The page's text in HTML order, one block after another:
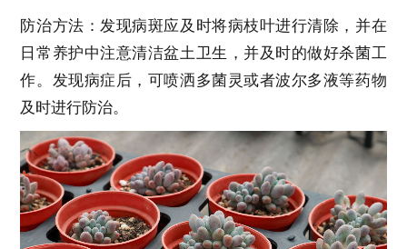
防治方法：发现病斑应及时将病枝叶进行清除，并在
日常养护中注意清洁盆土卫生，并及时的做好杀菌工
作。发现病症后，可喷洒多菌灵或者波尔多液等药物
及时进行防治。